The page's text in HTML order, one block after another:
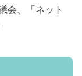
会、「ネット